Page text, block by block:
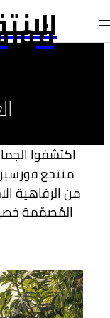
اكتشفوا
منتجع
من الرفاهية
المُصمّمة